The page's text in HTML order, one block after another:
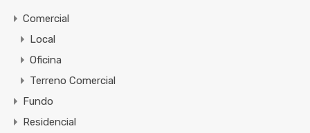
Comercial
Local
Oficina
Terreno Comercial
Fundo
Residencial